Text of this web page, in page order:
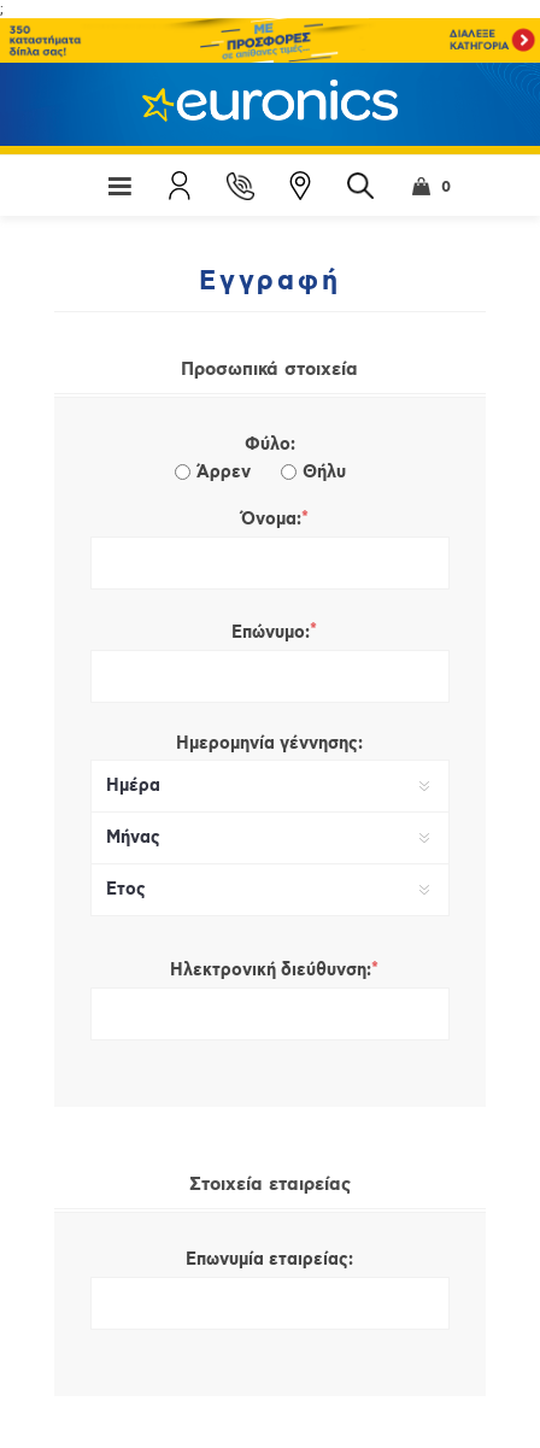
;
0
Εγγραφή
Προσωπικά στοιχεία
Φύλο:
Άρρεν
Θήλυ
Όνομα:*
Επώνυμο:*
Ημερομηνία γέννησης:
Ηλεκτρονική διεύθυνση:*
Στοιχεία εταιρείας
Επωνυμία εταιρείας: